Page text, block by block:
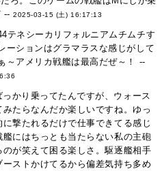
--2025-03-15 (土) 16:17:13
テネシーカリフォルニアムチムチす
ーションはグラマラスな感じがして
～アメリカ戦艦は最高だぜ～！ --
かり乗ってたんですが、ウォース
たらなんだか楽しいですね。ゆっ
撃たれるだけで仕事できてる感じ
にはちっとも当たらない私の主砲
が笑えて困る楽しさ。駆逐艦相手
ストかけてるから偏差気持ち多め